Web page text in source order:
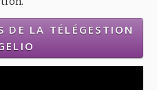
DE LA TÉLÉGESTION